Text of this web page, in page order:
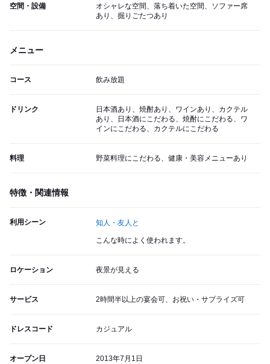
空間・設備
オシャレな空間、落ち着いた空間、ソファー席
あり、掘りごたつあり
メニュー
コース 飲み放題
ドリンク
日本酒あり、焼酎あり、ワインあり、カクテル
あり、日本酒にこだわる、焼酎にこだわる、ワ
インにこだわる、カクテルにこだわる
料理 野菜料理にこだわる、健康・美容メニューあり
特徴・関連情報
利用シーン 知人・友人と
こんな時によく使われます。
ロケーション 夜景が見える
サービス 2時間半以上の宴会可、お祝い・サプライズ可
ドレスコード カジュアル
オープン日 2013年7月1日